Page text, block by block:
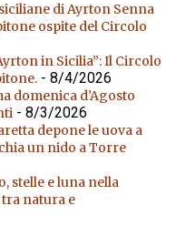
di Ayrton Senna
ospite del Circolo
in Sicilia”: Il Circolo
- 8/4/2026
domenica d’Agosto
- 8/3/2026
depone le uova a
un nido a Torre
stelle e luna nella
natura e